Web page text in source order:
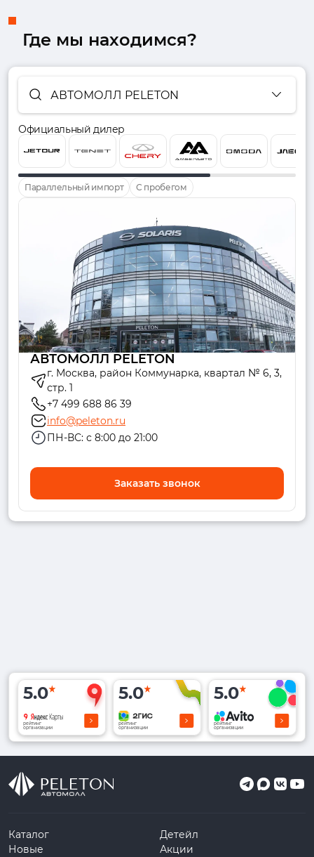
Где мы находимся?
АВТОМОЛЛ PELETON
Официальный дилер
Параллельный импорт С пробегом
АВТОМОЛЛ PELETON
г. Москва, район Коммунарка, квартал № 6, 3,
стр. 1
+7 499 688 86 39
info@peleton.ru
ПН-ВС: с 8:00 до 21:00
Заказать звонок
5.0
рейтинг
организации
5.0
рейтинг
организации
5.0
рейтинг
организации
Каталог
Новые
Детейл
Акции